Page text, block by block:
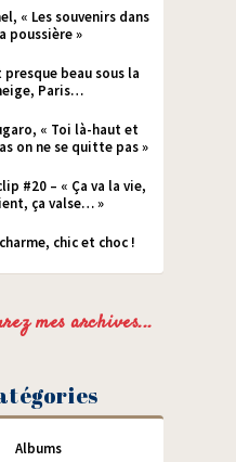
« Les souvenirs dans
poussière »
presque beau sous la
Paris…
« Toi là-haut et
on ne se quitte pas »
#20 – « Ça va la vie,
ça valse… »
chic et choc !
mes archives...
Albums